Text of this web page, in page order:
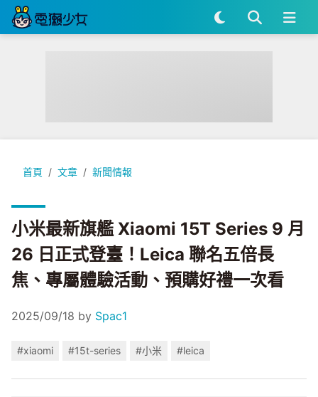
首頁 文章 新聞情報
小米最新旗艦 Xiaomi 15T Series 9 月 26 日正式登臺！Leica
小米最新旗艦 Xiaomi 15T Series 9 月
26 日正式登臺！Leica 聯名五倍長
焦、專屬體驗活動、預購好禮一次看
2025/09/18 by Spac1
#xiaomi #15t-series #小米 #leica